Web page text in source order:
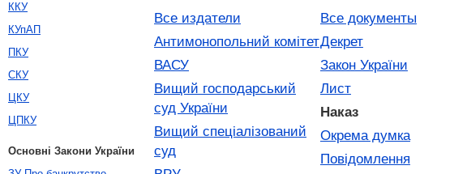
Все издатели
Антимонопольний комітет
ВАСУ
Вищий господарський
суд України
Вищий спеціалізований
суд
Все документы
Декрет
Закон України
Лист
Наказ
Окрема думка
Повідомлення
ККУ
КУпАП
ПКУ
СКУ
ЦКУ
ЦПКУ
Основні Закони України